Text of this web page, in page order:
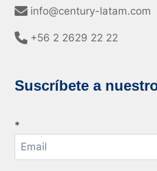
info@century-latam.com
+56 2 2629 22 22
Suscríbete a
*